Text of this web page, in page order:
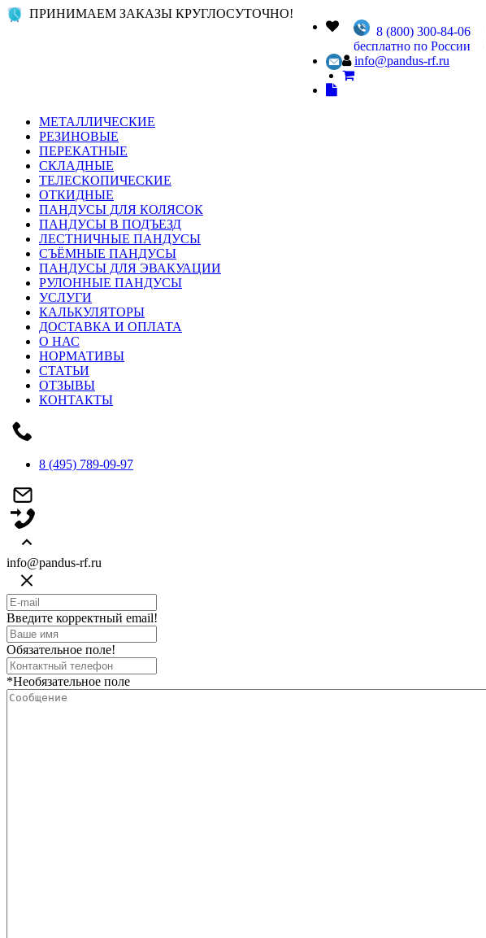
ПРИНИМАЕМ ЗАКАЗЫ КРУГЛОСУТОЧНО!
8 (800) 300-84-06
бесплатно по России
info@pandus-rf.ru
МЕТАЛЛИЧЕСКИЕ
РЕЗИНОВЫЕ
ПЕРЕКАТНЫЕ
СКЛАДНЫЕ
ТЕЛЕСКОПИЧЕСКИЕ
ОТКИДНЫЕ
ПАНДУСЫ ДЛЯ КОЛЯСОК
ПАНДУСЫ В ПОДЪЕЗД
ЛЕСТНИЧНЫЕ ПАНДУСЫ
СЪЁМНЫЕ ПАНДУСЫ
ПАНДУСЫ ДЛЯ ЭВАКУАЦИИ
РУЛОННЫЕ ПАНДУСЫ
УСЛУГИ
КАЛЬКУЛЯТОРЫ
ДОСТАВКА И ОПЛАТА
О НАС
НОРМАТИВЫ
СТАТЬИ
ОТЗЫВЫ
КОНТАКТЫ
8 (495) 789-09-97
info@pandus-rf.ru
Введите корректный email!
Обязательное поле!
*Необязательное поле